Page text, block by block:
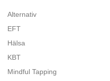
Alternativ
EFT
Hälsa
KBT
Mindful Tapping